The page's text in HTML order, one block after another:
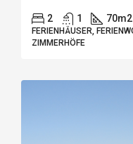
2 1 70m2
FERIENHÄUSER,
ZIMMERHÖFE